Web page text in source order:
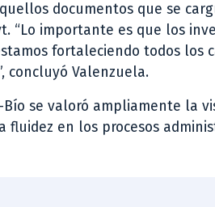
documentos que se
“Lo importante es que los
fortaleciendo todos los
concluyó Valenzuela.
se valoró ampliamente la
fluidez en los procesos